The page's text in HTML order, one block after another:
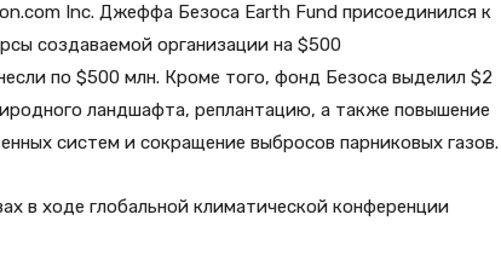
Inc. Джеффа Безоса Earth Fund присоединился к
создаваемой организации на $500
по $500 млн. Кроме того, фонд Безоса выделил $2
ландшафта, реплантацию, а также повышение
систем и сокращение выбросов парниковых газов.
в ходе глобальной климатической конференции